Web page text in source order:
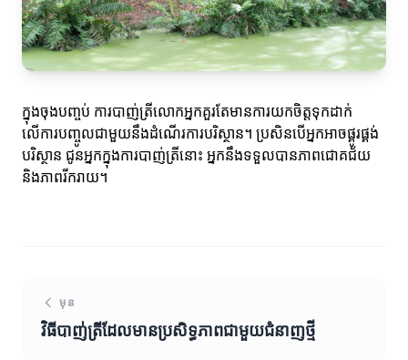
ក្នុងចុងបញ្ចប់ ការបាញ់ត្រីលោកអ្នកគួរតែមានការយកចិត្តទុកដាក់
លើការបញ្ចូលជាមួយនឹងដំណើរការបរិស្ថាន។ ប្រសិនបើអ្នកអាចផ្គូរផ្គង់
បរិស្ថាន ជូនអ្នកក្នុងការបាញ់ត្រីនោះ អ្នកនឹងទទួលបានភាពជោគជ័យ
និងភាពរីករាយ។
មុន
វិធីបាញ់ត្រីដែលមានប្រសិទ្ធភាពជាមួយជំនាញថ្មី